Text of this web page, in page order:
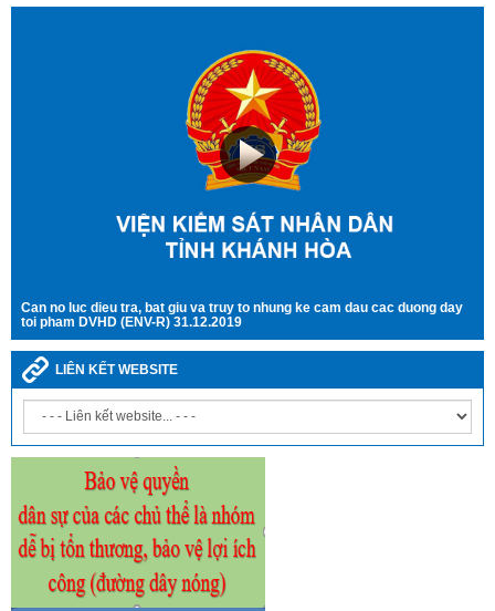
Can no luc dieu tra, bat giu va truy to nhung ke cam dau cac duong day
toi pham DVHD (ENV-R) 31.12.2019
LIÊN KẾT WEBSITE